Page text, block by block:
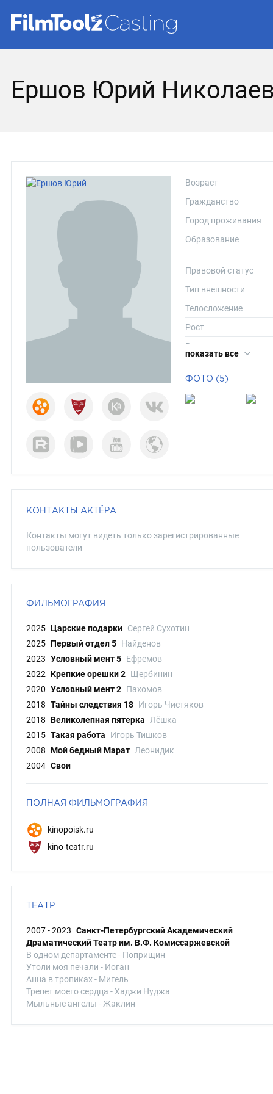
Ершов Юрий
Возраст
Гражданство
Город проживания
Образование
Правовой статус
Тип внешности
Телосложение
Рост
Вес
Размер обуви
Длина волос
показать все
ФОТО (5)
КОНТАКТЫ АКТЁРА
Контакты могут видеть только зарегистрированные
пользователи
ФИЛЬМОГРАФИЯ
2025 Царские подарки Сергей Сухотин
2025 Первый отдел 5 Найденов
2023 Условный мент 5 Ефремов
2022
Крепкие орешки 2 Щербинин
2020 Условный мент 2 Пахомов
2018 Тайны следствия 18 Игорь Чистяков
2018 Великолепная пятерка
Лёшка
2015 Такая работа
Игорь Тишков
2008 Мой бедный Марат Леонидик
2004 Свои
ПОЛНАЯ ФИЛЬМОГРАФИЯ
kinopoisk.ru
kino-teatr.ru
ТЕАТР
2007 - 2023 Санкт-Петербургский Академический
Драматический Театр им. В.Ф. Комиссаржевской
В одном департаменте - Поприщин
Утоли моя печали - Иоган
Анна в тропиках - Мигель
Трепет моего сердца - Хаджи Нуджа
Мыльные ангелы - Жаклин